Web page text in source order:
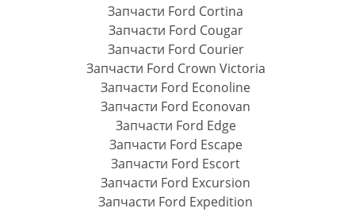
Запчасти Ford Cortina
Запчасти Ford Cougar
Запчасти Ford Courier
Запчасти Ford Crown Victoria
Запчасти Ford Econoline
Запчасти Ford Econovan
Запчасти Ford Edge
Запчасти Ford Escape
Запчасти Ford Escort
Запчасти Ford Excursion
Запчасти Ford Expedition